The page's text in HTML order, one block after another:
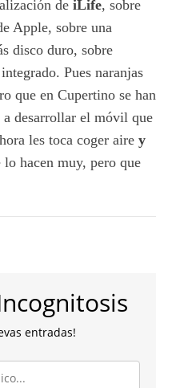
de iLife, sobre
Apple, sobre una
disco duro, sobre
integrado. Pues naranjas
que en Cupertino se han
a desarrollar el móvil que
les toca coger aire y
lo hacen muy, pero que
entradas!